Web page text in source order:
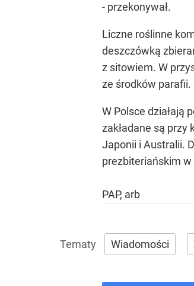
- przekonywał.
Liczne roślinne
deszczówką
z sitowiem. W
ze środków parafii.
W Polsce działają
zakładane są przy
Japonii i Australii.
prezbiteriańskim w
PAP, arb
Wiadomości